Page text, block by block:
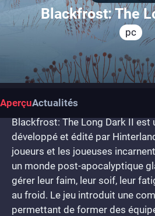
Blackfrost: The
pc
AperçuActualités
Blackfrost: The Long Dark II est
développé et édité par
joueurs et les joueuses
un monde post-apocalyptique
gérer leur faim, leur soif, leur
au froid. Le jeu introduit une
permettant de former des